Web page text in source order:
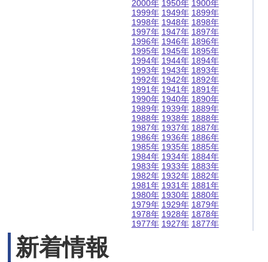
2000年
1999年
1998年
1997年
1996年
1995年
1994年
1993年
1992年
1991年
1990年
1989年
1988年
1987年
1986年
1985年
1984年
1983年
1982年
1981年
1980年
1979年
1978年
1977年
1950年
1949年
1948年
1947年
1946年
1945年
1944年
1943年
1942年
1941年
1940年
1939年
1938年
1937年
1936年
1935年
1934年
1933年
1932年
1931年
1930年
1929年
1928年
1927年
1900年
1899年
1898年
1897年
1896年
1895年
1894年
1893年
1892年
1891年
1890年
1889年
1888年
1887年
1886年
1885年
1884年
1883年
1882年
1881年
1880年
1879年
1878年
1877年
新着情報